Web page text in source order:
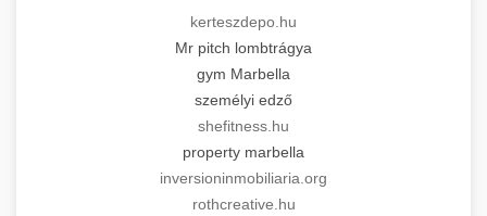
kerteszdepo.hu
Mr pitch lombtrágya
gym Marbella
személyi edző
shefitness.hu
property marbella
inversioninmobiliaria.org
rothcreative.hu